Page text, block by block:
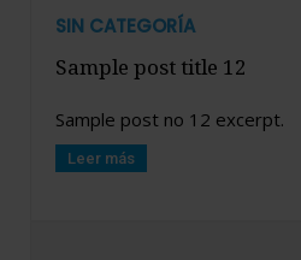
SIN CATEGORÍA
Sample post title 12
Sample post no 12 excerpt.
Leer más